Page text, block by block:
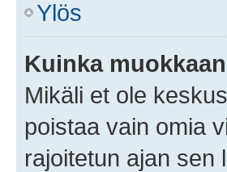
Ylös
Kuinka
Mikäli et ole
poistaa vain omia
rajoitetun ajan